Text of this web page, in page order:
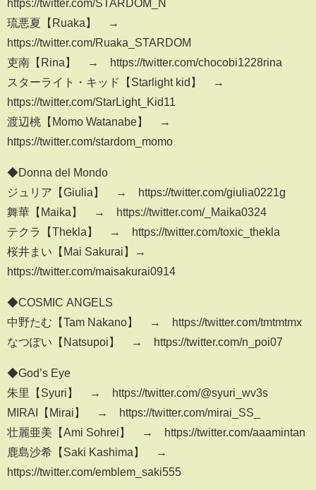
https://twitter.com/STARDOM_N
琉悪夏【Ruaka】 →
https://twitter.com/Ruaka_STARDOM
吏南【Rina】 → https://twitter.com/chocobi1228rina
スターライト・キッド【Starlight kid】 →
https://twitter.com/StarLight_Kid11
渡辺桃【Momo Watanabe】 →
https://twitter.com/stardom_momo
◆Donna del Mondo
ジュリア【Giulia】 → https://twitter.com/giulia0221g
舞華【Maika】 → https://twitter.com/_Maika0324
テクラ【Thekla】 → https://twitter.com/toxic_thekla
桜井まい【Mai Sakurai】→
https://twitter.com/maisakurai0914
◆COSMIC ANGELS
中野たむ【Tam Nakano】 → https://twitter.com/tmtmtmx
なつぽい【Natsupoi】 → https://twitter.com/n_poi07
◆God’s Eye
朱里【Syuri】 → https://twitter.com/@syuri_wv3s
MIRAI【Mirai】 → https://twitter.com/mirai_SS_
壮麗亜美【Ami Sohrei】 → https://twitter.com/aaamintan
鹿島沙希【Saki Kashima】 →
https://twitter.com/emblem_saki555